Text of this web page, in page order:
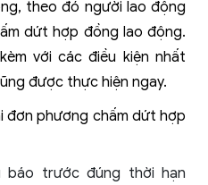
theo đó người lao động
dứt hợp đồng lao động.
với các điều kiện nhất
được thực hiện ngay.
đơn phương chấm dứt hợp
báo trước đúng thời hạn